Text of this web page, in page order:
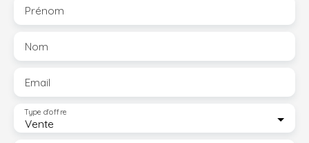
Prénom
Nom
Email
Vente
Type d'offre